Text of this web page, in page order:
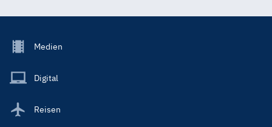
Footer
Main
Medien
Digital
Reisen